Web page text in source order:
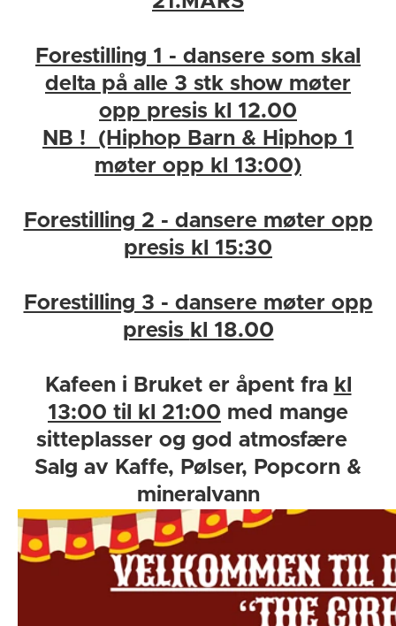
Forestilling 1 - dansere som skal
delta på alle 3 stk show møter
opp presis kl 12.00
NB ! (Hiphop Barn & Hiphop 1
møter opp kl 13:00)
Forestilling 2 - dansere møter opp
presis kl 15:30
Forestilling 3 - dansere møter opp
presis kl 18.00
Kafeen i Bruket er åpent fra kl
13:00 til kl 21:00 med mange
sitteplasser og god atmosfære
Salg av Kaffe, Pølser, Popcorn &
mineralvann